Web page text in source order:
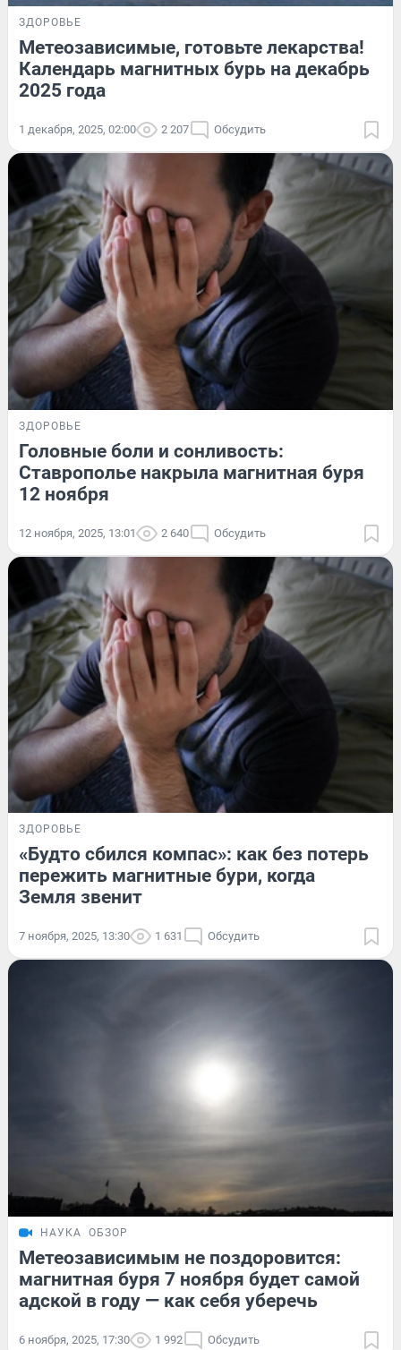
ЗДОРОВЬЕ
Метеозависимые, готовьте лекарства!
Календарь магнитных бурь на декабрь
2025 года
1 декабря, 2025, 02:00 2 207 Обсудить
ЗДОРОВЬЕ
Головные боли и сонливость:
Ставрополье накрыла магнитная буря
12 ноября
12 ноября, 2025, 13:01 2 640 Обсудить
ЗДОРОВЬЕ
«Будто сбился компас»: как без потерь
пережить магнитные бури, когда
Земля звенит
7 ноября, 2025, 13:30 1 631 Обсудить
НАУКА ОБЗОР
Метеозависимым не поздоровится:
магнитная буря 7 ноября будет самой
адской в году — как себя уберечь
6 ноября, 2025, 17:30 1 992 Обсудить